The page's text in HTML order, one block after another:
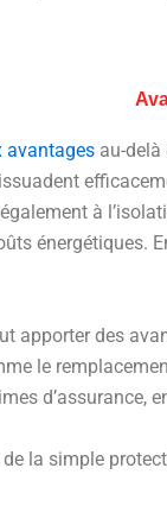
avantages au-
à
énergétiques.
apporter des
le
d’assurance,
la simple